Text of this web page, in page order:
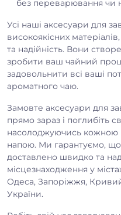
без переварювання чи
Усі наші аксесуари для
високоякісних
та надійність. Вони
зробити ваш чайний
задовольнити всі ваші
ароматного чаю.
Замовте аксесуари для
прямо зараз і поглибіть
насолоджуючись
напою. Ми гарантуємо,
доставлено швидко та
місцезнаходження у
Одеса, Запоріжжя, Кривий
України.